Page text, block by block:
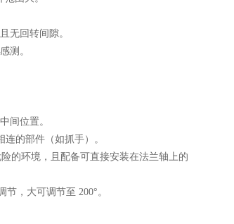
无回转间隙。
测。
间位置。
的部件（如抓手）。
的环境，且配备可直接安装在法兰轴上的
，大可调节至 200°。